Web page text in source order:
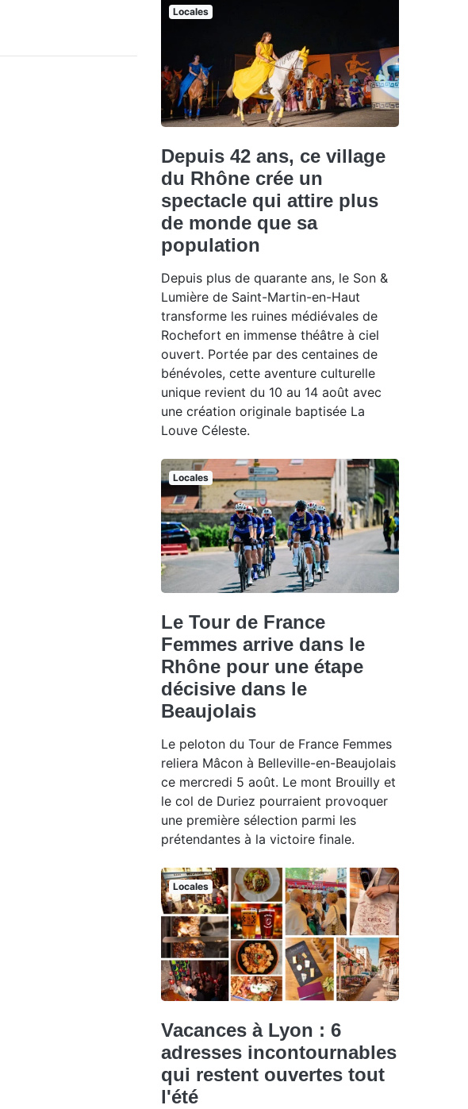
Locales
Depuis 42 ans, ce village
du Rhône crée un
spectacle qui attire plus
de monde que sa
population
Depuis plus de quarante ans, le Son &
Lumière de Saint-Martin-en-Haut
transforme les ruines médiévales de
Rochefort en immense théâtre à ciel
ouvert. Portée par des centaines de
bénévoles, cette aventure culturelle
unique revient du 10 au 14 août avec
une création originale baptisée La
Louve Céleste.
Locales
Le Tour de France
Femmes arrive dans le
Rhône pour une étape
décisive dans le
Beaujolais
Le peloton du Tour de France Femmes
reliera Mâcon à Belleville-en-Beaujolais
ce mercredi 5 août. Le mont Brouilly et
le col de Duriez pourraient provoquer
une première sélection parmi les
prétendantes à la victoire finale.
Locales
Vacances à Lyon : 6
adresses incontournables
qui restent ouvertes tout
l'été